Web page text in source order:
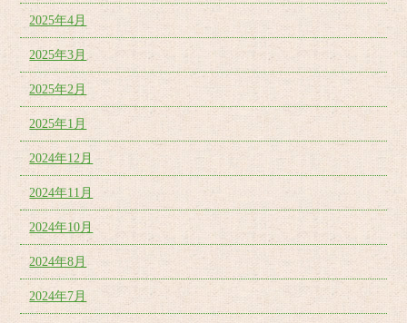
2025年4月
2025年3月
2025年2月
2025年1月
2024年12月
2024年11月
2024年10月
2024年8月
2024年7月